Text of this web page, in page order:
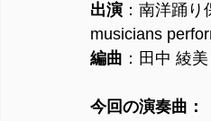
出演 ：南洋踊
musicians
編曲 ：田中 綾
今回の演奏曲：